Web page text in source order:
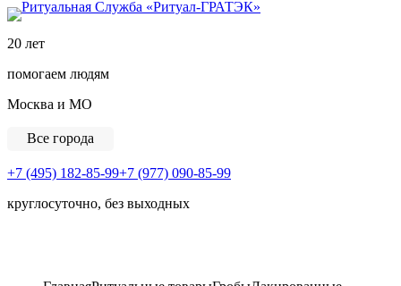
20 лет
помогаем людям
Москва и МО
Все города
+7 (495) 182-85-99+7 (977) 090-85-99
круглосуточно, без выходных